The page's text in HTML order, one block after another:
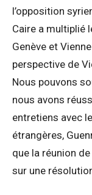
l’opposition
Caire a multiplié
Genève et
perspective de
Nous pouvons
nous avons
entretiens avec
étrangères,
que la réunion
sur une